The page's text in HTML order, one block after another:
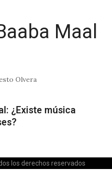
Maal
Olvera
¿Existe música
los derechos reservados